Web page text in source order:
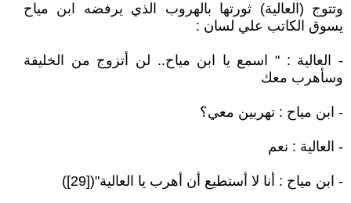
وتتوج (العالية) ثورتها بالهروب الذي يرفضه ابن مياح
يسوق الكاتب علي لسان :
- العالية : " اسمع يا ابن مياح.. لن أتزوج من الخليفة
وسأهرب معك
- ابن مياح : تهربين معي؟
- العالية : نعم
- ابن مياح : أنا لا أستطيع أن أهرب يا العالية"([29])